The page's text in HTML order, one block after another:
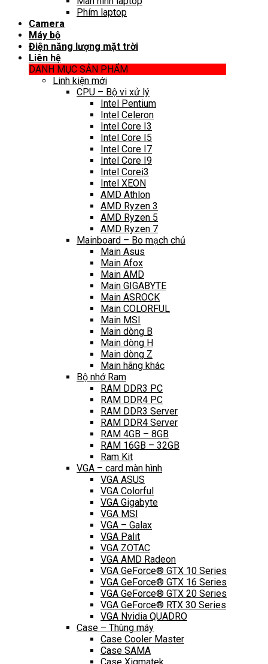
Phím laptop
Camera
Máy bộ
Điện năng lượng mặt trời
Liên hệ
DANH MỤC SẢN PHẨM
Linh kiện mới
CPU – Bộ vi xử lý
Intel Pentium
Intel Celeron
Intel Core I3
Intel Core I5
Intel Core I7
Intel Core I9
Intel Corei3
Intel XEON
AMD Athlon
AMD Ryzen 3
AMD Ryzen 5
AMD Ryzen 7
Mainboard – Bo mạch chủ
Main Asus
Main Afox
Main AMD
Main GIGABYTE
Main ASROCK
Main COLORFUL
Main MSI
Main dòng B
Main dòng H
Main dòng Z
Main hãng khác
Bộ nhớ Ram
RAM DDR3 PC
RAM DDR4 PC
RAM DDR3 Server
RAM DDR4 Server
RAM 4GB – 8GB
RAM 16GB – 32GB
Ram Kit
VGA – card màn hình
VGA ASUS
VGA Colorful
VGA Gigabyte
VGA MSI
VGA – Galax
VGA Palit
VGA ZOTAC
VGA AMD Radeon
VGA GeForce® GTX 10 Series
VGA GeForce® GTX 16 Series
VGA GeForce® GTX 20 Series
VGA GeForce® RTX 30 Series
VGA Nvidia QUADRO
Case – Thùng máy
Case Cooler Master
Case SAMA